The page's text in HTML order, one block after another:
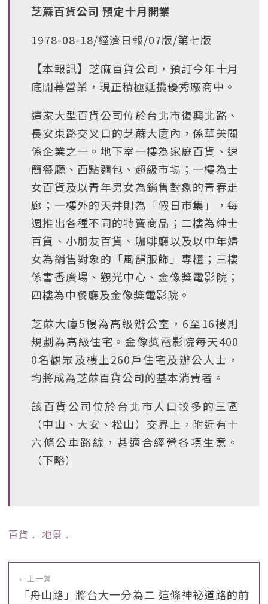
芝蔴百貨公司 預定十月開業
1978-08-18/經濟日報/07版/第七版
【本報訊】芝麻百貨公司，預訂今年十月
底開幕營業，現正積極延攬優秀廠商中。
這家大型百貨公司位於台北市復興北路、
長安東路交叉口的芝蔴大廈內，係華美關
係企業之一。地下室一樓為家庭百貨、速
簡餐廳、西點麵包、超級市場；一樓為士
女百貨及以青年男女為銷售對象的青春走
廊；一樓外的天井則為「假日市集」，每
週推出各種不同的特賣商品；二樓為紳士
百貨、小朋友百貨、咖啡廳以及以中年婦
女為銷售對象的「風韻服飾」專櫃；三樓
係書香廣場、觀光中心、金像獎電影院；
四樓為中餐廳及金像獎電影院。
芝蔴大廈5樓為高級辦公室，6至16樓則
規劃為高級住宅。金像獎電影院每天400
0名觀眾及樓上260戶住宅及辦公人士，
均將成為芝蔴百貨公司的基本消費者。
該百貨公司位於台北市人口較多的三區
（中山、大安、松山）交界上，附近有十
六條公車路線，甚適合經營各項生意。
（下略）
百貨 ﹒ 地景 ﹒
←上一篇
「舟山路」將台大一分為二 這條神祕道路的前